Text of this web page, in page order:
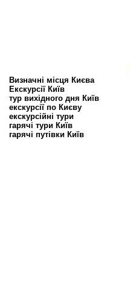
Визначні місця Києва
Екскурсії Київ
тур вихідного дня Київ
екскурсії по Києву
екскурсійні тури
гарячі тури Київ
гарячі путівки Київ